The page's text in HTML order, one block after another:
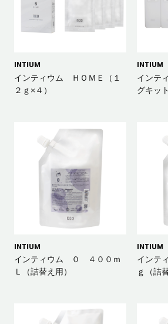
INTIUM
インティウム ＨＯＭＥ（１
２ｇ×４）
INTIUM
インテ
グキット
INTIUM
インティウム ０ ４００ｍ
Ｌ（詰替え用）
INTIUM
インテ
ｇ（詰